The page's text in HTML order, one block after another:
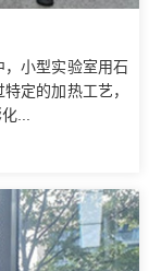
小型实验室用石
定的加热工艺，
...